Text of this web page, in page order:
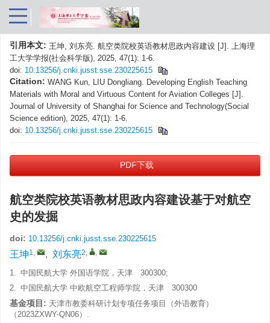
引用本文: 王坤, 刘东亮. 航空类院校英语教材思政内容建设 [J]. 上海理
工大学学报(社会科学版), 2025, 47(1): 1-6.
doi: 10.13256/j.cnki.jusst.sse.230225615
Citation: WANG Kun, LIU Dongliang. Developing English Teaching
Materials with Moral and Virtuous Content for Aviation Colleges [J].
Journal of University of Shanghai for Science and Technology(Social
Science edition), 2025, 47(1): 1-6.
doi: 10.13256/j.cnki.jusst.sse.230225615
PDF下载
航空类院校英语教材思政内容建设基于对航空
史的发掘
doi: 10.13256/j.cnki.jusst.sse.230225615
王坤1, , 刘东亮2, ,
1. 中国民航大学 外国语学院，天津 300300;
2. 中国民航大学 中欧航空工程师学院，天津 300300
基金项目: 天津市教委科研计划专项任务项目（外语教育）
（2023ZXWY-QN06）.